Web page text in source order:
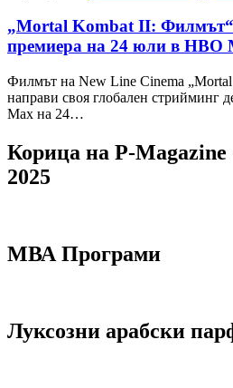
„Mortal Kombat II: Филмът“
премиера на 24 юли в HBO
Филмът на New Line Cinema
направи своя глобален стрийминг
Max на 24…
Корица на P-
2025
МВА Програми
Луксозни арабски